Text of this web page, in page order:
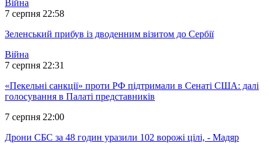
Війна
7 серпня 22:58
Зеленський прибув із дводенним візитом до Сербії
Війна
7 серпня 22:31
«Пекельні санкції» проти РФ підтримали в Сенаті США: далі
голосування в Палаті представників
7 серпня 22:00
Дрони СБС за 48 годин уразили 102 ворожі цілі, - Мадяр